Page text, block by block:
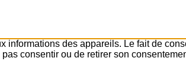
informations des appareils. Le fait de
consentir ou de retirer son